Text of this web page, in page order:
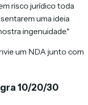
risco jurídico toda
uma ideia
ingenuidade."
um NDA junto com
10/20/30